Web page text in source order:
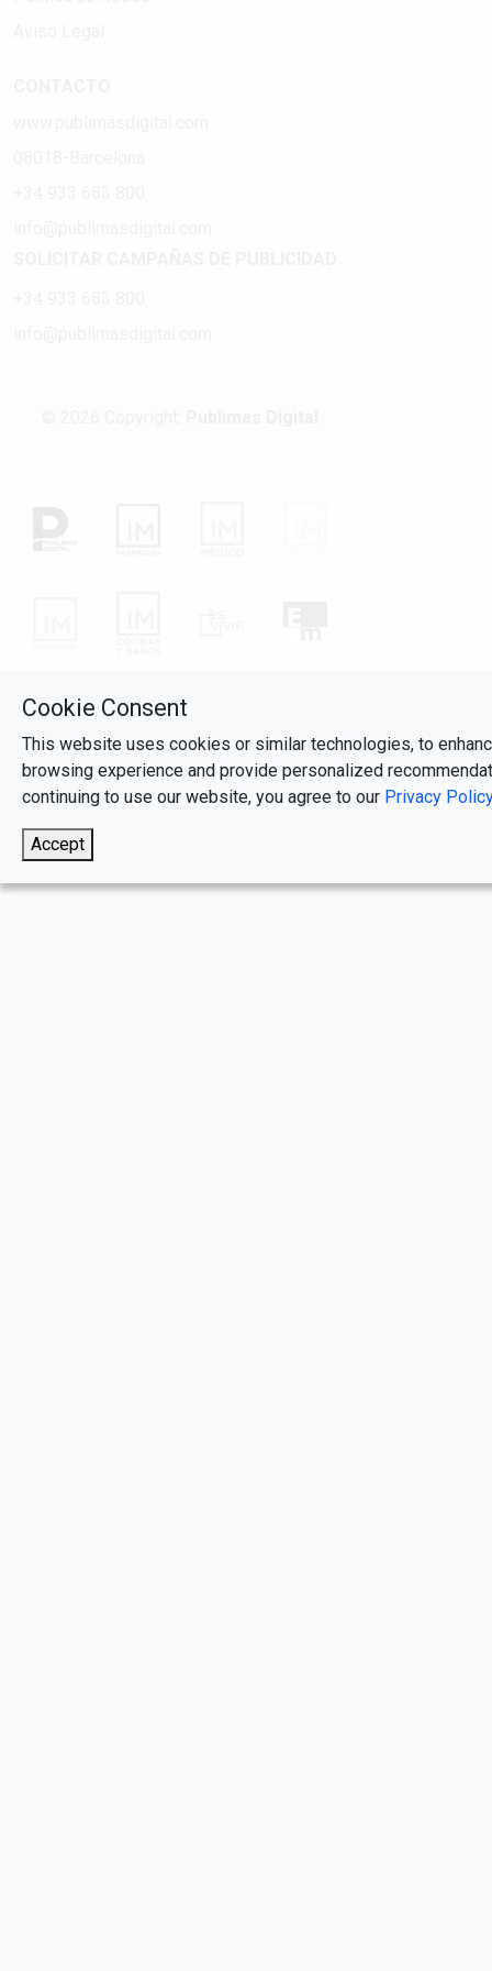
Cookie Consent
This website uses cookies or similar technologies, to
browsing experience and provide personalized
continuing to use our website, you agree to our Privacy
Accept